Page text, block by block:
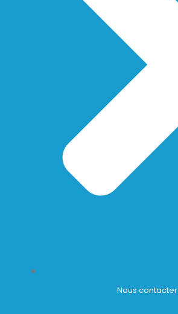
Nous contacter